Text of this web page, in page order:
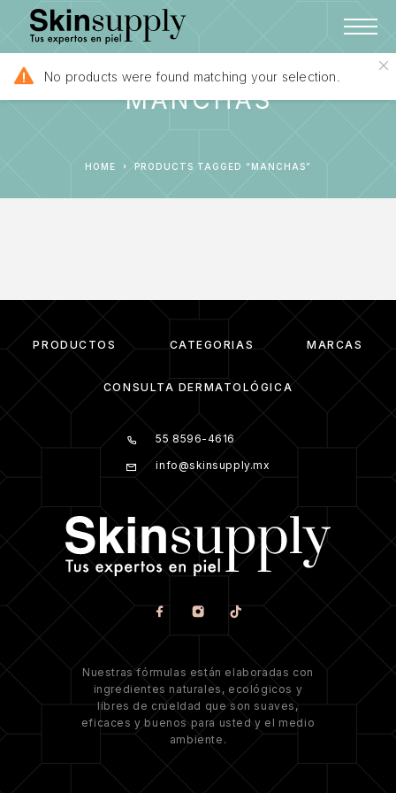
MANCHAS
HOME PRODUCTS TAGGED “MANCHAS”
PRODUCTOS CATEGORIAS MARCAS
CONSULTA DERMATOLÓGICA
55 8596-4616
info@skinsupply.mx
Nuestras fórmulas están elaboradas con
ingredientes naturales, ecológicos y
libres de crueldad que son suaves,
eficaces y buenos para usted y el medio
ambiente.
No products were found matching your selection.